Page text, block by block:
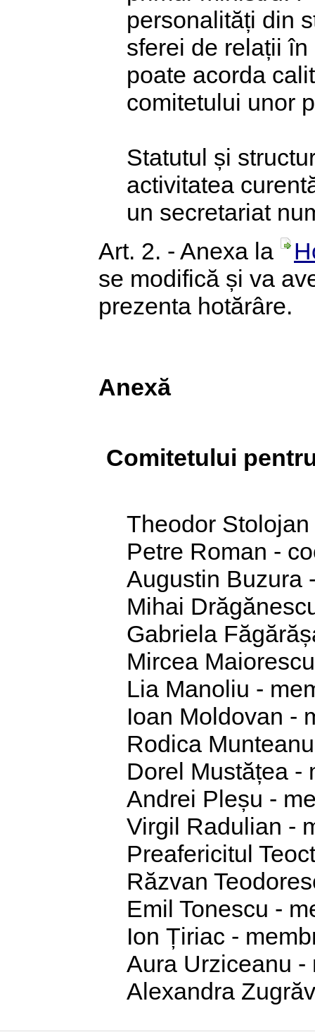
personalități din
sferei de relații
poate acorda
comitetului unor
Statutul și
activitatea
un secretariat
Art. 2. - Anexa la
se modifică și va
prezenta hotărâre.
Anexă
Comitetului
Theodor
Petre Roman -
Augustin Buzura
Mihai
Gabriela
Mircea
Lia Manoliu -
Ioan Moldovan -
Rodica
Dorel Mustățea -
Andrei Pleșu -
Virgil Radulian -
Preafericitul
Răzvan
Emil Tonescu -
Ion Țiriac -
Aura Urziceanu -
Alexandra